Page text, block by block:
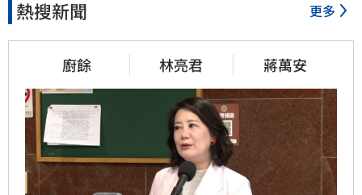
熱搜新聞 更多
廚餘 林亮君 蔣萬安